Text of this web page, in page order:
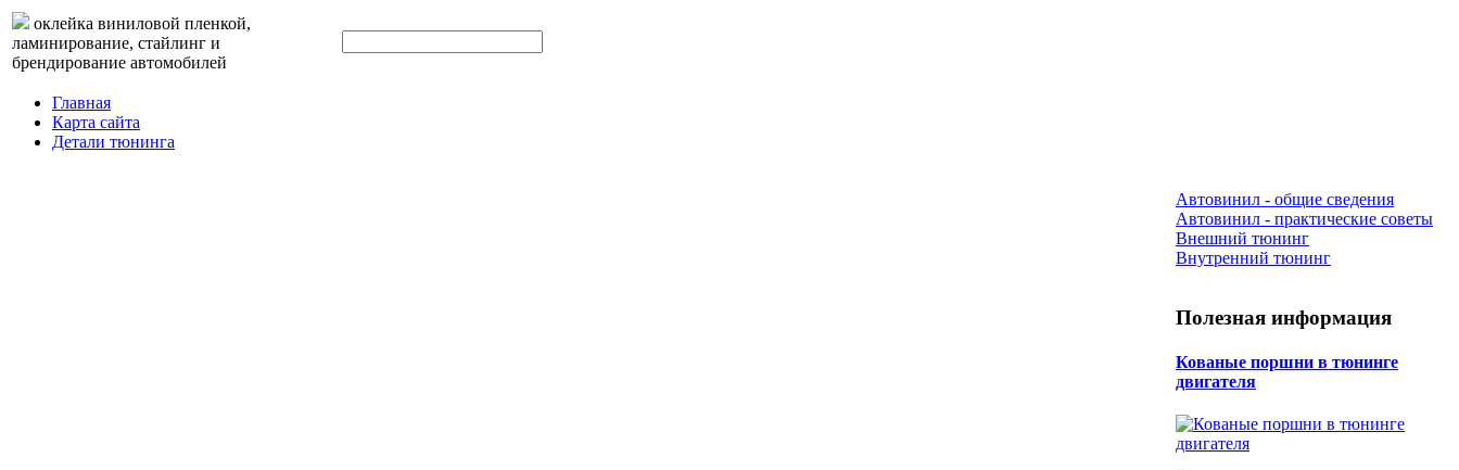
оклейка виниловой пленкой,
ламинирование, стайлинг и
брендирование автомобилей
Главная
Карта сайта
Детали тюнинга
Автовинил - общие сведения
Автовинил - практические советы
Внешний тюнинг
Внутренний тюнинг
Полезная информация
Кованые поршни в тюнинге
двигателя